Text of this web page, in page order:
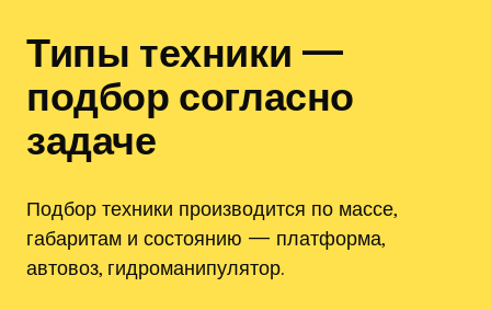
Типы техники —
подбор согласно
задаче
Подбор техники производится по массе,
габаритам и состоянию — платформа,
автовоз, гидроманипулятор.